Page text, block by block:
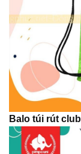
Balo túi rút